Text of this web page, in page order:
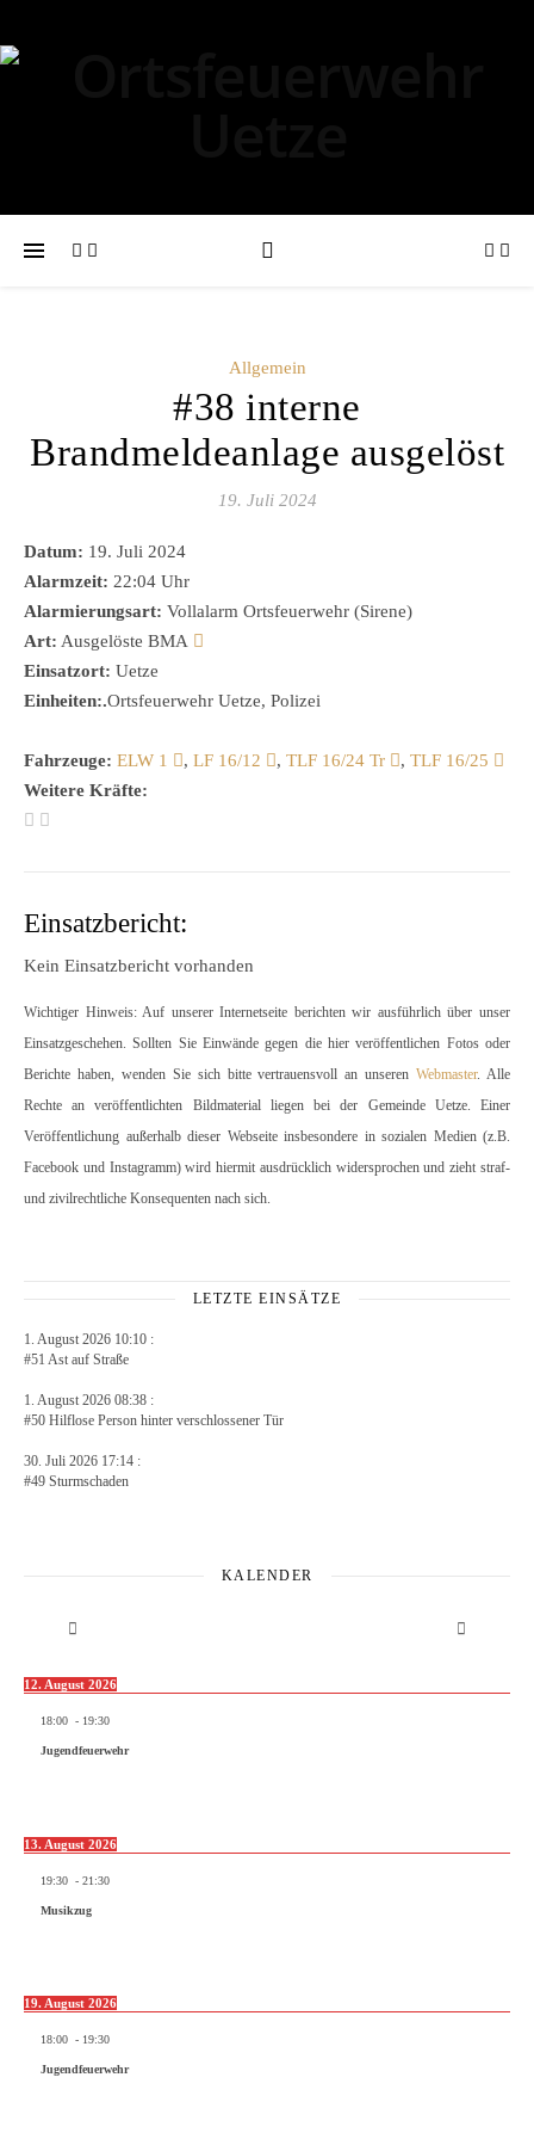
Allgemein
#38 interne
Brandmeldeanlage ausgelöst
19. Juli 2024
Datum: 19. Juli 2024
Alarmzeit: 22:04 Uhr
Alarmierungsart: Vollalarm Ortsfeuerwehr (Sirene)
Art: Ausgelöste BMA
Einsatzort: Uetze
Einheiten:.Ortsfeuerwehr Uetze, Polizei
Fahrzeuge: ELW 1 , LF 16/12 , TLF 16/24 Tr , TLF 16/25
Weitere Kräfte:
Einsatzbericht:
Kein Einsatzbericht vorhanden
Wichtiger Hinweis: Auf unserer Internetseite berichten wir ausführlich über unser
Einsatzgeschehen. Sollten Sie Einwände gegen die hier veröffentlichen Fotos oder
Berichte haben, wenden Sie sich bitte vertrauensvoll an unserenWebmaster. Alle
Rechte an veröffentlichten Bildmaterial liegen bei der Gemeinde Uetze. Einer
Veröffentlichung außerhalb dieser Webseite insbesondere in sozialen Medien (z.B.
Facebook und Instagramm) wird hiermit ausdrücklich widersprochen und zieht straf-
und zivilrechtliche Konsequenten nach sich.
LETZTE EINSÄTZE
1. August 2026 10:10 :
#51 Ast auf Straße
1. August 2026 08:38 :
#50 Hilflose Person hinter verschlossener Tür
30. Juli 2026 17:14 :
#49 Sturmschaden
KALENDER
12. August 2026
18:00 - 19:30
Jugendfeuerwehr
13. August 2026
19:30 - 21:30
Musikzug
19. August 2026
18:00 - 19:30
Jugendfeuerwehr